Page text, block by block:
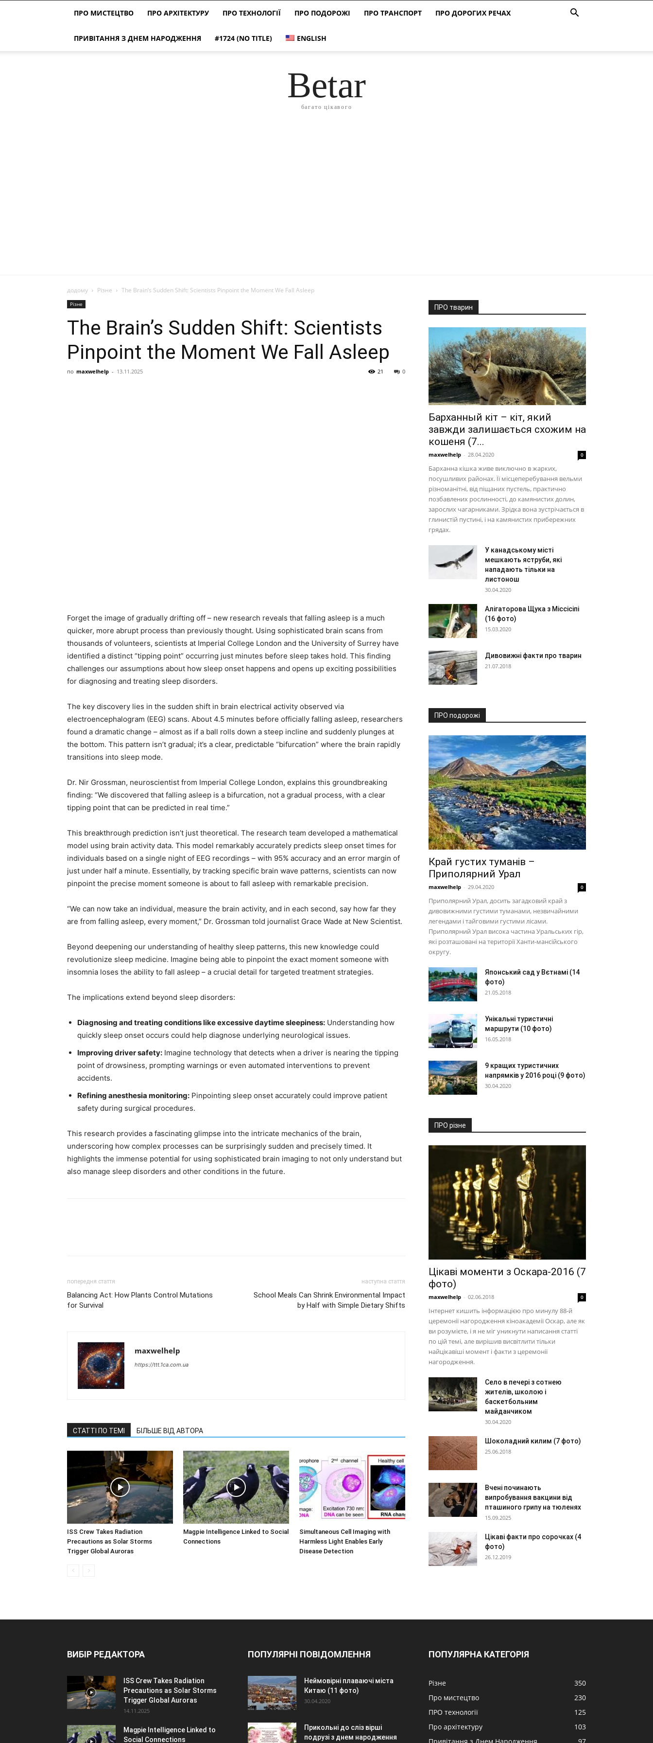
ПРО МИСТЕЦТВО ПРО АРХІТЕКТУРУ ПРО ТЕХНОЛОГІЇ ПРО ПОДОРОЖІ ПРО ТРАНСПОРТ ПРО ДОРОГИХ РЕЧАХ
ПРИВІТАННЯ З ДНЕМ НАРОДЖЕННЯ #1724 (NO TITLE) ENGLISH
Betar
багато цікавого
додому Різне The Brain’s Sudden Shift: Scientists Pinpoint the Moment We Fall Asleep
Різне
The Brain’s Sudden Shift: Scientists
Pinpoint the Moment We Fall Asleep
по maxwelhelp - 13.11.2025 0
21
Forget the image of gradually drifting off – new research reveals that falling asleep is a much
quicker, more abrupt process than previously thought. Using sophisticated brain scans from
thousands of volunteers, scientists at Imperial College London and the University of Surrey have
identified a distinct “tipping point” occurring just minutes before sleep takes hold. This finding
challenges our assumptions about how sleep onset happens and opens up exciting possibilities
for diagnosing and treating sleep disorders.
The key discovery lies in the sudden shift in brain electrical activity observed via
electroencephalogram (EEG) scans. About 4.5 minutes before officially falling asleep, researchers
found a dramatic change – almost as if a ball rolls down a steep incline and suddenly plunges at
the bottom. This pattern isn’t gradual; it’s a clear, predictable “bifurcation” where the brain rapidly
transitions into sleep mode.
Dr. Nir Grossman, neuroscientist from Imperial College London, explains this groundbreaking
finding: “We discovered that falling asleep is a bifurcation, not a gradual process, with a clear
tipping point that can be predicted in real time.”
This breakthrough prediction isn’t just theoretical. The research team developed a mathematical
model using brain activity data. This model remarkably accurately predicts sleep onset times for
individuals based on a single night of EEG recordings – with 95% accuracy and an error margin of
just under half a minute. Essentially, by tracking specific brain wave patterns, scientists can now
pinpoint the precise moment someone is about to fall asleep with remarkable precision.
“We can now take an individual, measure the brain activity, and in each second, say how far they
are from falling asleep, every moment,” Dr. Grossman told journalist Grace Wade at New Scientist.
Beyond deepening our understanding of healthy sleep patterns, this new knowledge could
revolutionize sleep medicine. Imagine being able to pinpoint the exact moment someone with
insomnia loses the ability to fall asleep – a crucial detail for targeted treatment strategies.
The implications extend beyond sleep disorders:
Diagnosing and treating conditions like excessive daytime sleepiness: Understanding how
quickly sleep onset occurs could help diagnose underlying neurological issues.
Improving driver safety: Imagine technology that detects when a driver is nearing the tipping
point of drowsiness, prompting warnings or even automated interventions to prevent
accidents.
Refining anesthesia monitoring: Pinpointing sleep onset accurately could improve patient
safety during surgical procedures.
This research provides a fascinating glimpse into the intricate mechanics of the brain,
underscoring how complex processes can be surprisingly sudden and precisely timed. It
highlights the immense potential for using sophisticated brain imaging to not only understand but
also manage sleep disorders and other conditions in the future.
попередня стаття
Balancing Act: How Plants Control Mutations
for Survival
наступна стаття
School Meals Can Shrink Environmental Impact
by Half with Simple Dietary Shifts
maxwelhelp
https://ttt.1ca.com.ua
СТАТТІ ПО ТЕМІ БІЛЬШЕ ВІД АВТОРА
ISS Crew Takes Radiation
Precautions as Solar Storms
Trigger Global Auroras
Magpie Intelligence Linked to Social
Connections
Simultaneous Cell Imaging with
Harmless Light Enables Early
Disease Detection
ПРО тварин
Барханный кіт – кіт, який
завжди залишається схожим на
кошеня (7...
maxwelhelp - 28.04.2020 0
Барханна кішка живе виключно в жарких,
посушливих районах. Її місцеперебування вельми
різноманітні, від піщаних пустель, практично
позбавлених рослинності, до камянистих долин,
зарослих чагарниками. Зрідка вона зустрічається в
глинистій пустині, і на камянистих прибережних
грядах.
У канадському місті
мешкають яструби, які
нападають тільки на
листонош
30.04.2020
Алігаторова Щука з Міссісіпі
(16 фото)
15.03.2020
Дивовижні факти про тварин
21.07.2018
ПРО подорожі
Край густих туманів –
Приполярний Урал
maxwelhelp - 29.04.2020 0
Приполярний Урал, досить загадковий край з
дивовижними густими туманами, незвичайними
легендами і тайговими густими лісами.
Приполярний Урал висока частина Уральських гір,
які розташовані на території Ханти-мансійського
округу.
Японський сад у Вєтнамі (14
фото)
21.05.2018
Унікальні туристичні
маршрути (10 фото)
16.05.2018
9 кращих туристичних
напрямків у 2016 році (9 фото)
30.04.2020
ПРО різне
Цікаві моменти з Оскара-2016 (7
фото)
maxwelhelp - 02.06.2018 0
Інтернет кишить інформацією про минулу 88-й
церемонії нагородження кіноакадемії Оскар, але як
ви розумієте, і я не міг уникнути написання статті
по цій темі, але вирішив висвітлити тільки
найцікавіші момент і факти з церемонії
нагородження.
Село в печері з сотнею
жителів, школою і
баскетбольним
майданчиком
30.04.2020
Шоколадний килим (7 фото)
25.06.2018
Вчені починають
випробування вакцини від
пташиного грипу на тюленях
15.09.2025
Цікаві факти про сорочках (4
фото)
26.12.2019
ВИБІР РЕДАКТОРА
ISS Crew Takes Radiation
Precautions as Solar Storms
Trigger Global Auroras
14.11.2025
Magpie Intelligence Linked to
Social Connections
ПОПУЛЯРНІ ПОВІДОМЛЕННЯ
Неймовірні плаваючі міста
Китаю (11 фото)
30.04.2020
Прикольні до сліз вірші
подрузі з днем народження
ПОПУЛЯРНА КАТЕГОРІЯ
Різне
350
Про мистецтво
230
ПРО технології
125
Про архітектуру
103
Привітання з Днем Народження
97